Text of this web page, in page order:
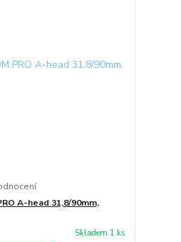
A-head 31,8/90mm,
Skladem 1 ks